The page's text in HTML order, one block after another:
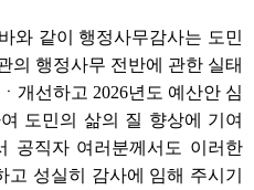
와 같이 행정사무감사는 도민
의 행정사무 전반에 관한 실태
개선하고 2026년도 예산안 심
도민의 삶의 질 향상에 기여
공직자 여러분께서도 이러한
성실히 감사에 임해 주시기